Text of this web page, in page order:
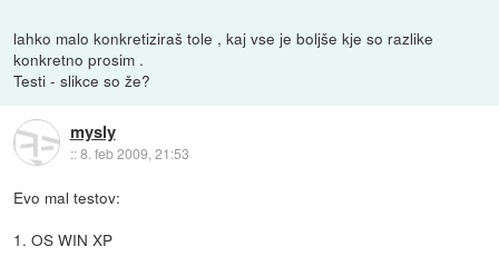
lahko malo konkretiziraš tole , kaj vse je boljše kje so razlike
konkretno prosim .
Testi - slikce so že?
mysly
::8. feb 2009, 21:53
Evo mal testov:
1. OS WIN XP